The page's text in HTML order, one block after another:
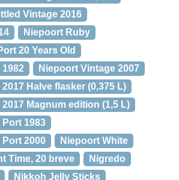
Vintage 2016
Niepoort Ruby
20 Years Old
Niepoort Vintage 2007
Halve flasker (0,375 L)
Magnum edition (1,5 L)
1983
2000
Niepoort White
Time, 20 breve
Nigredo
Nikkoh Jelly Sticks